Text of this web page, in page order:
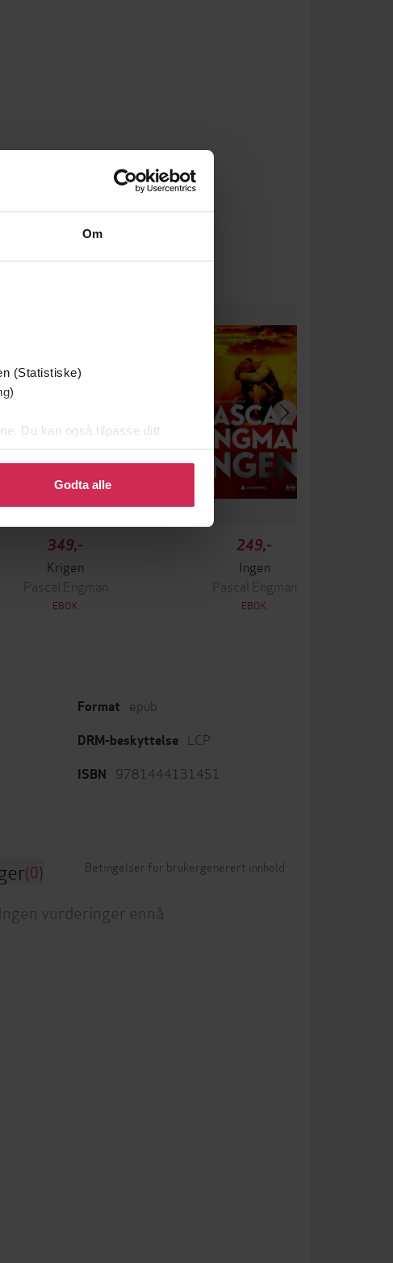
Om
(Statistiske)
Du kan også tilpasse ditt
eller endre ditt samtykke.
Godta alle
349,-
Krigen
Pascal Engman
EBOK
249,-
Ingen
Pascal Engman
EBOK
Format epub
DRM-beskyttelse LCP
ISBN 9781444131451
(0) Betingelser for brukergenerert innhold
Ingen vurderinger ennå